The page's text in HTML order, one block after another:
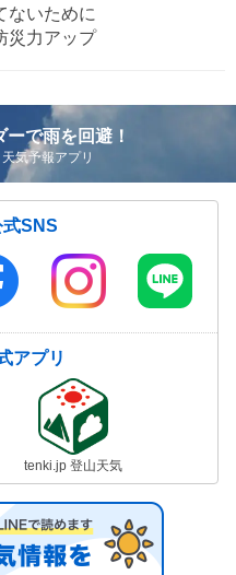
ないために
災力アップ
ーで雨を回避！
気予報アプリ
SNS
アプリ
tenki.jp 登山天気